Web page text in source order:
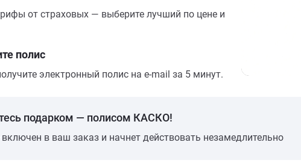
от страховых — выберите лучший по цене и
полис
электронный полис на e-mail за 5 минут.
подарком — полисом КАСКО!
в ваш заказ и начнет действовать незамедлительно